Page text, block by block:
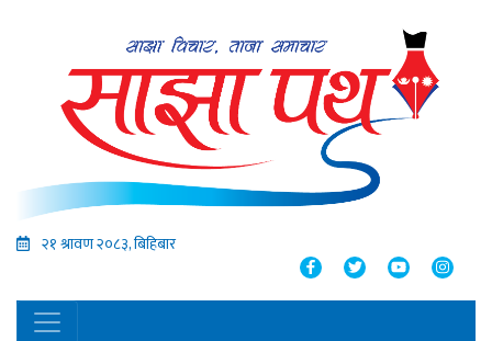
२१ श्रावण २०८३, बिहिबार